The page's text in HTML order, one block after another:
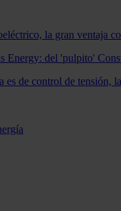
la gran ventaja
Energy: del 'pulpito'
de control de tensión,